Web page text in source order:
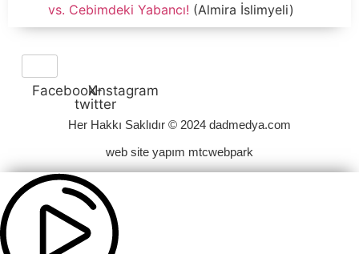
vs. Cebimdeki Yabancı! (Almira İslimyeli)
FacebookX-
twitter
Instagram
Her Hakkı Saklıdır © 2024 dadmedya.com
web site yapım mtcwebpark